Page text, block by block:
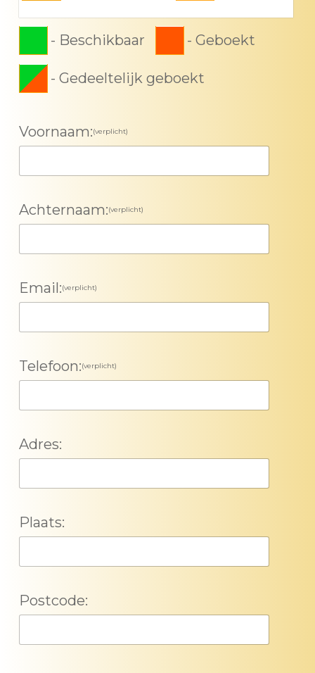
- Beschikbaar - Geboekt
- Gedeeltelijk geboekt
Voornaam:(verplicht)
Achternaam:(verplicht)
Email:(verplicht)
Telefoon:(verplicht)
Adres:
Plaats:
Postcode: